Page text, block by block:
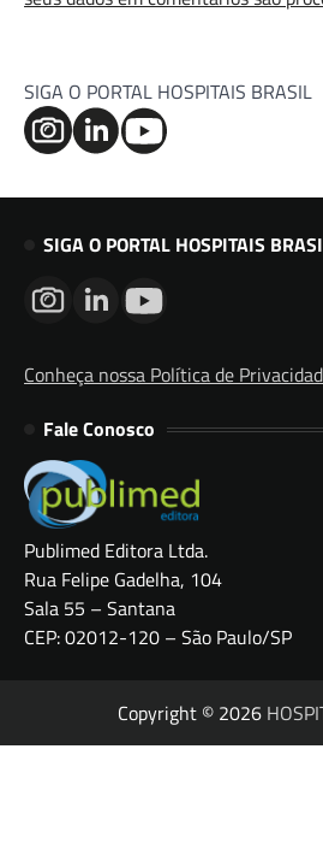
SIGA O PORTAL HOSPITAIS BRASIL
SIGA O PORTAL HOSPITAIS
Conheça nossa Política de
Fale Conosco
Publimed Editora Ltda.
Rua Felipe Gadelha, 104
Sala 55 – Santana
CEP: 02012-120 – São Paulo/SP
Copyright © 2026